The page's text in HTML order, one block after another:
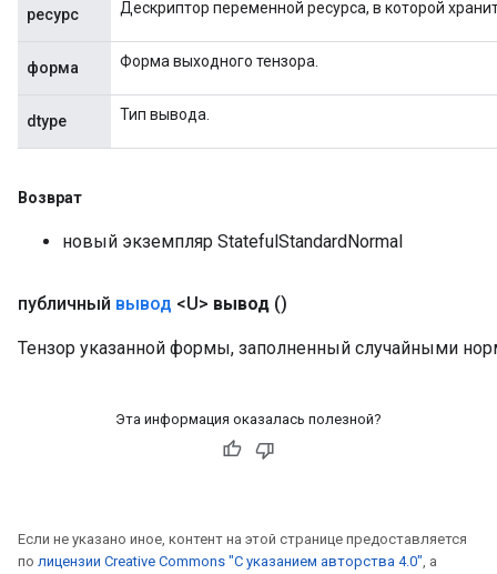
ресурс Дескриптор переменной ресурса, в которой
форма Форма выходного тензора.
dtype Тип вывода.
Возврат
новый экземпляр StatefulStandardNormal
публичный вывод <U> вывод ()
Тензор указанной формы, заполненный случайными
Эта информация оказалась полезной?
Если не указано иное, контент на этой странице предоставляется
по лицензии Creative Commons "С указанием авторства 4.0", а